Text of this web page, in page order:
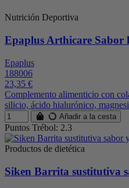
Nutrición Deportiva
Epaplus Arthicare Sabor
Epaplus
188006
23,35 €
Complemento alimenticio con
silicio, ácido hialurónico,
Añadir a la cesta
Puntos Trébol: 2.3
Productos de dietética
Siken Barrita sustitutiva